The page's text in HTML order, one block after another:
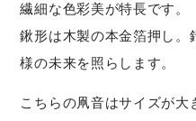
繊細な色彩美が特長です。
鍬形は木製の本金箔押し。
様の未来を照らします。
こちらの凧音はサイズが大